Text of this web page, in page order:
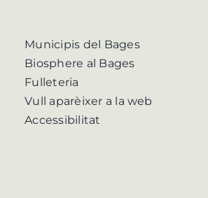
Municipis del Bages
Biosphere al Bages
Fulleteria
Vull aparèixer a la web
Accessibilitat